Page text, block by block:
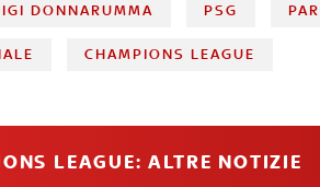
DONNARUMMA PSG
CHAMPIONS LEAGUE
LEAGUE: ALTRE NOTIZIE